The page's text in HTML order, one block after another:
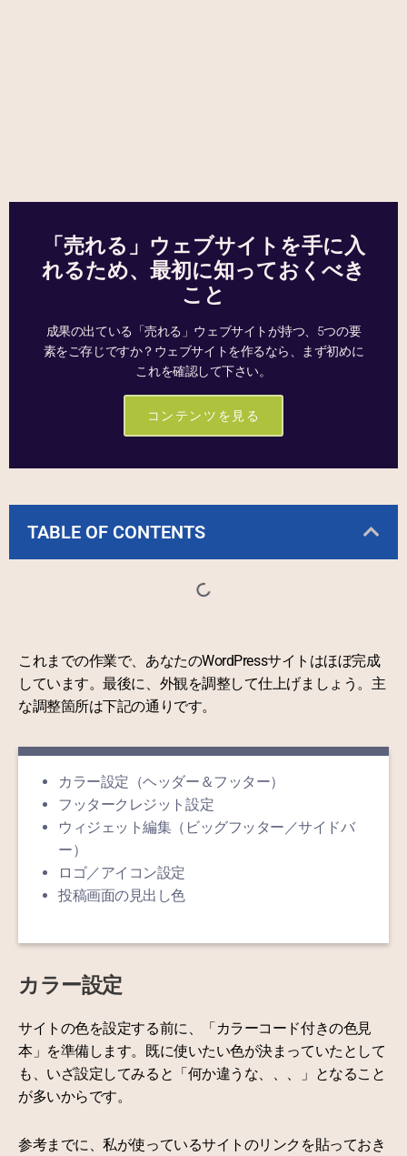
「売れる」ウェブサイトを手に入
れるため、最初に知っておくべき
こと
成果の出ている「売れる」ウェブサイトが持つ、5つの要
素をご存じですか？ウェブサイトを作るなら、まず初めに
これを確認して下さい。
コンテンツを見る
TABLE OF CONTENTS
これまでの作業で、あなたのWordPressサイトはほぼ完成
しています。最後に、外観を調整して仕上げましょう。主
な調整箇所は下記の通りです。
カラー設定（ヘッダー＆フッター）
フッタークレジット設定
ウィジェット編集（ビッグフッター／サイドバ
ー）
ロゴ／アイコン設定
投稿画面の見出し色
カラー設定
サイトの色を設定する前に、「カラーコード付きの色見
本」を準備します。既に使いたい色が決まっていたとして
も、いざ設定してみると「何か違うな、、、」となること
が多いからです。
参考までに、私が使っているサイトのリンクを貼っておき